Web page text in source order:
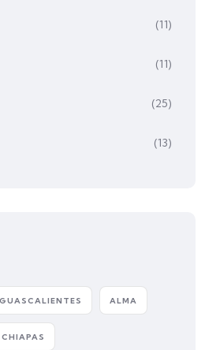
(11)
(11)
(25)
(13)
ALMA
CHIAPAS